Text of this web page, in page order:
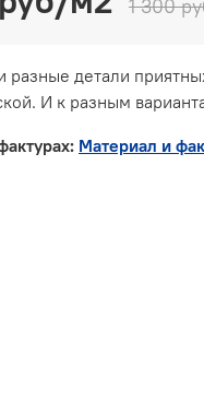
1 300
разные детали
И к разным
Материал и